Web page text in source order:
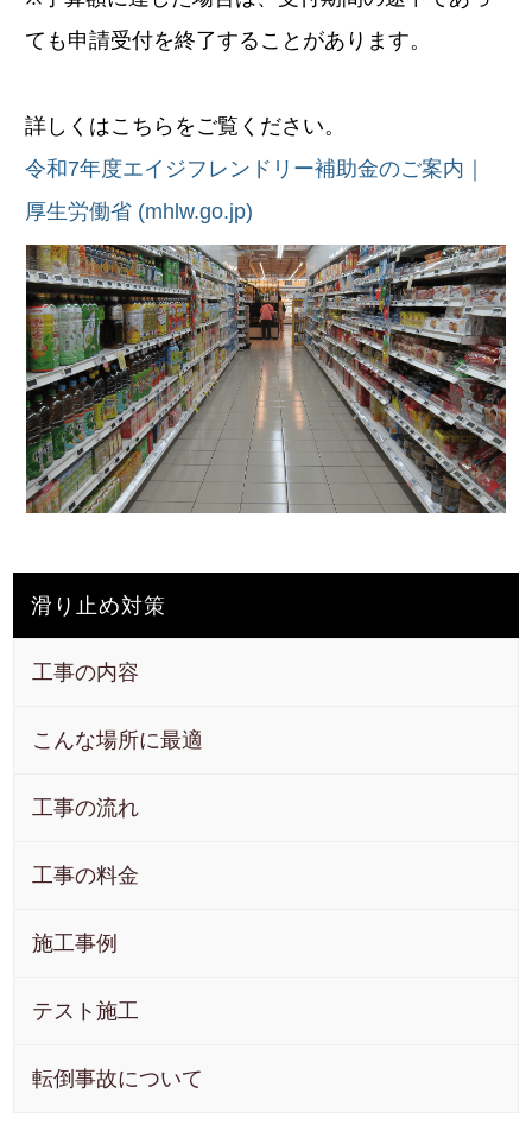
ても申請受付を終了することがあります。
詳しくはこちらをご覧ください。
令和7年度エイジフレンドリー補助金のご案内｜
厚生労働省 (mhlw.go.jp)
滑り止め対策
工事の内容
こんな場所に最適
工事の流れ
工事の料金
施工事例
テスト施工
転倒事故について